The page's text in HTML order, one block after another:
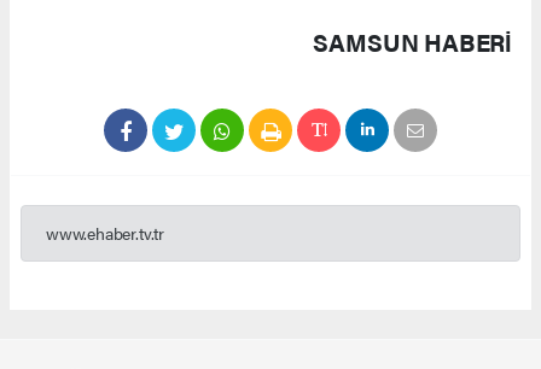
SAMSUN HABERİ
www.ehaber.tv.tr